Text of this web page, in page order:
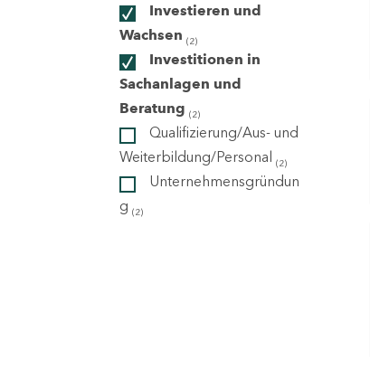
Investieren und
Wachsen (2)
Investitionen in
Sachanlagen und
Beratung (2)
Qualifizierung/Aus- und
Weiterbildung/Personal (2)
Unternehmensgründun
g (2)